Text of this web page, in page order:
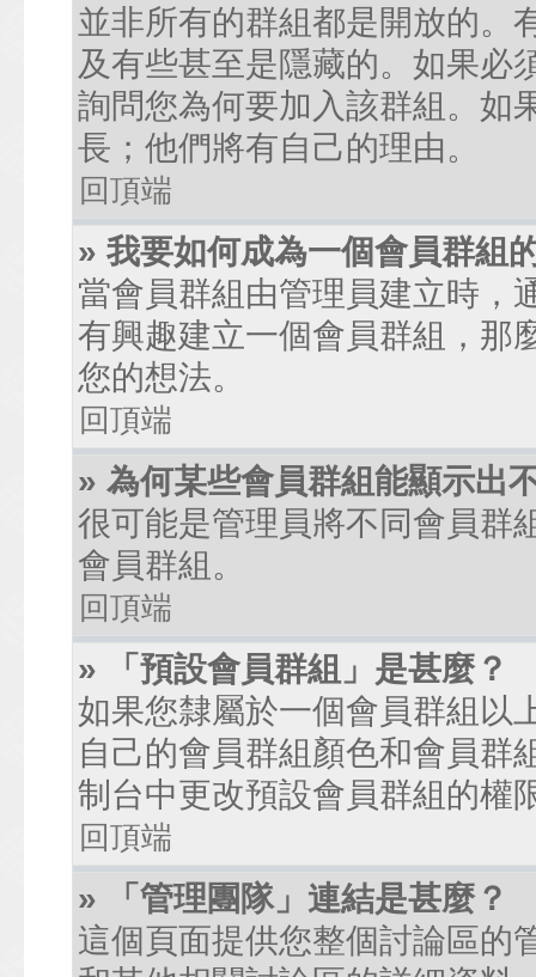
並非所有的群組都是開放的。
及有些甚至是隱藏的。如果必
詢問您為何要加入該群組。如
長；他們將有自己的理由。
回頂端
» 我要如何成為一個會員群組
當會員群組由管理員建立時，
有興趣建立一個會員群組，那
您的想法。
回頂端
» 為何某些會員群組能顯示出
很可能是管理員將不同會員群
會員群組。
回頂端
» 「預設會員群組」是甚麼？
如果您隸屬於一個會員群組以
自己的會員群組顏色和會員群
制台中更改預設會員群組的權
回頂端
» 「管理團隊」連結是甚麼？
這個頁面提供您整個討論區的